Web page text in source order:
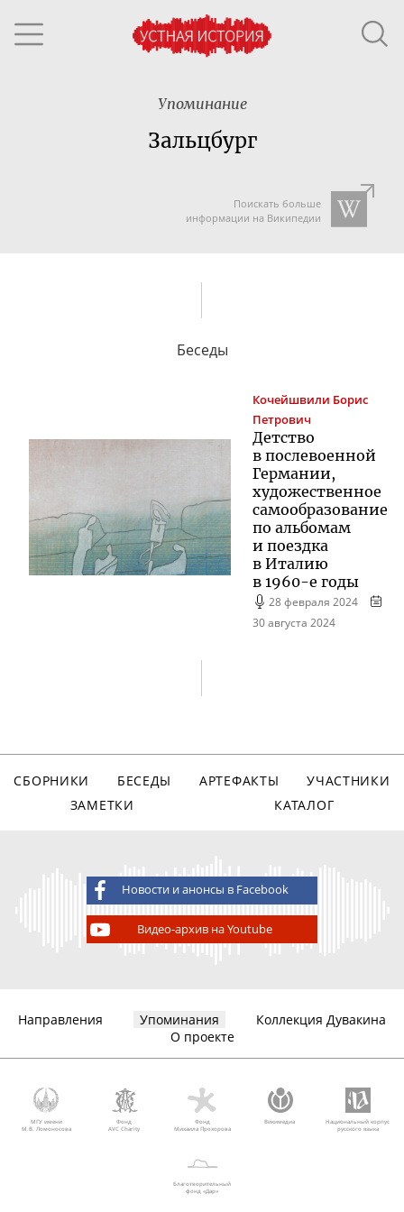
Упоминание
Зальцбург
Поискать больше
информации на Википедии
Беседы
Кочейшвили Борис
Петрович
Детство
в послевоенной
Германии,
художественное
самообразование
по альбомам
и поездка
в Италию
в 1960-е годы
28 февраля 2024
30 августа 2024
СБОРНИКИ БЕСЕДЫ АРТЕФАКТЫ
УЧАСТНИКИ
ЗАМЕТКИ
КАТАЛОГ
Новости и анонсы в Facebook
Видео-архив на Youtube
Направления Упоминания
Коллекция Дувакина
О проекте
МГУ имени
М.В. Ломоносова
Фонд
AVC Charity
Фонд
Михаила Прохорова
Викимедиа
Национальный корпус
русского языка
Благотворительный
фонд «Дар»